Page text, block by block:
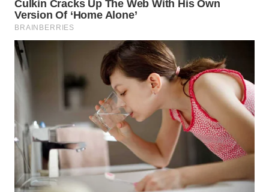
WN
DAIRI
DANAU
NIAS
WN
LANGKAT